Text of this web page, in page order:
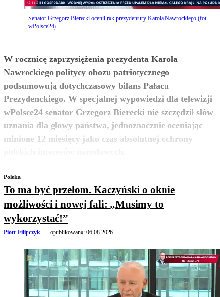
Senator Grzegorz Bierecki ocenił rok prezydentury Karola Nawrockiego (fot.
wPolsce24)
W rocznicę zaprzysiężenia prezydenta Karola
Nawrockiego politycy obozu patriotycznego
podsumowują dotychczasowy bilans Pałacu
Prezydenckiego. W specjalnej wypowiedzi dla telewizji
wPolsce24 senator Grzegorz Bierecki nie szczędził słów
uznania dla głowy państwa, jednoznacznie oceniając
minione 12 miesięcy jako czas absolutnej ochrony
zobacz więcej
Polska
To ma być przełom. Kaczyński o oknie
możliwości i nowej fali: „Musimy to
wykorzystać!”
Piotr Filipczyk opublikowano: 06.08.2026